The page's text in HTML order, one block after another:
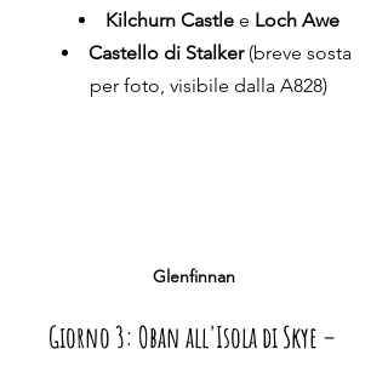
Kilchurn Castle e Loch Awe
Castello di Stalker (breve sosta
per foto, visibile dalla A828)
Glenfinnan
Giorno 3: Oban all'Isola di Skye –